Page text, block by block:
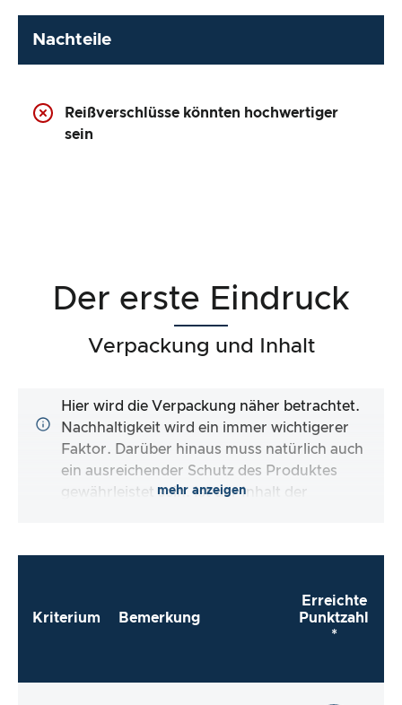
Nachteile
Reißverschlüsse könnten hochwertiger
sein
Der erste Eindruck
Verpackung und Inhalt
Hier wird die Verpackung näher betrachtet.
Nachhaltigkeit wird ein immer wichtigerer
Faktor. Darüber hinaus muss natürlich auch
ein ausreichender Schutz des Produktes
gewährleistet sein. Ist der Inhalt der
direkt zu verwenden?
mehr anzeigen
Kriterium Bemerkung
Erreichte
Punktzahl
*